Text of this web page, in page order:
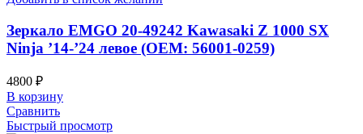
Зеркало EMGO 20-49242 Kawasaki Z 1000 SX
Ninja ’14-’24 левое (OEM: 56001-0259)
4800 ₽
В корзину
Сравнить
Быстрый просмотр